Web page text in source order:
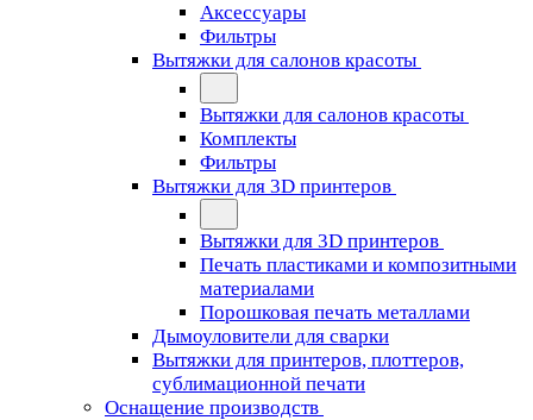
Аксессуары
Фильтры
Вытяжки для салонов красоты
Вытяжки для салонов красоты
Комплекты
Фильтры
Вытяжки для 3D принтеров
Вытяжки для 3D принтеров
Печать пластиками и композитными
материалами
Порошковая печать металлами
Дымоуловители для сварки
Вытяжки для принтеров, плоттеров,
сублимационной печати
Оснащение производств